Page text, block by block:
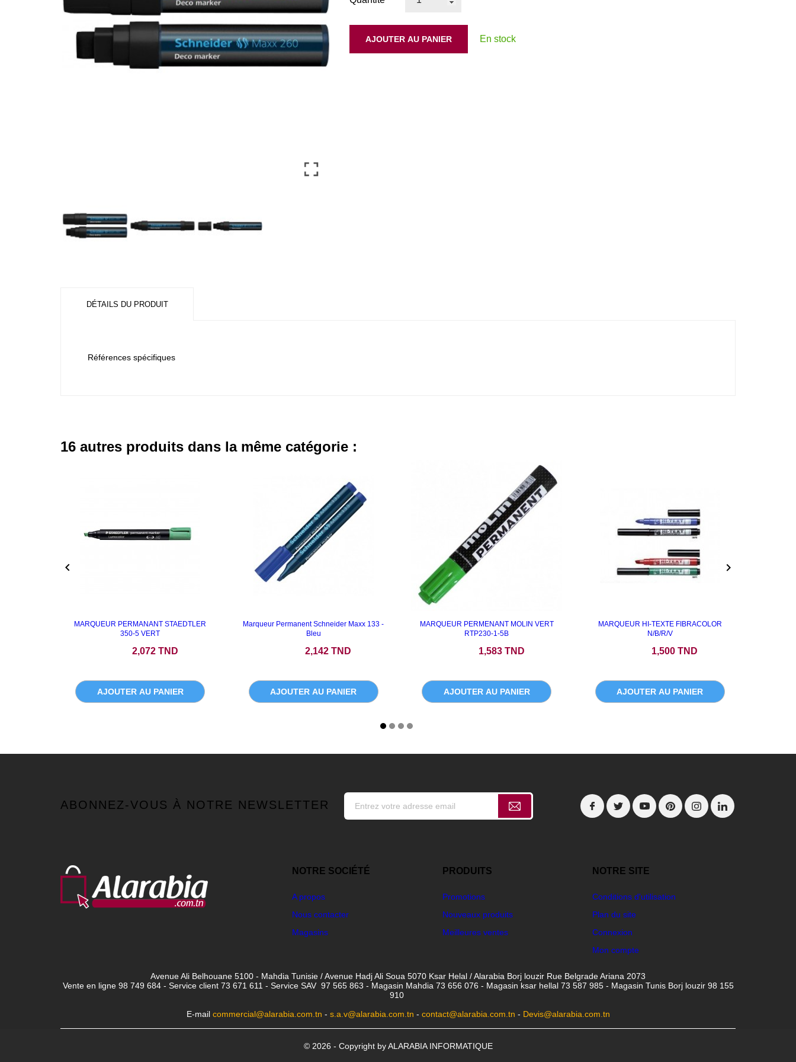
AJOUTER AU PANIER En stock
DÉTAILS DU PRODUIT
Références spécifiques
16 autres produits dans la même catégorie :
MARQUEUR PERMANANT STAEDTLER
350-5 VERT
2,072 TND
AJOUTER AU PANIER
Marqueur Permanent Schneider Maxx 133 -
Bleu
2,142 TND
AJOUTER AU PANIER
MARQUEUR PERMENANT MOLIN VERT
RTP230-1-5B
1,583 TND
AJOUTER AU PANIER
MARQUEUR HI-TEXTE FIBRACOLOR
N/B/R/V
1,500 TND
AJOUTER AU PANIER
 
ABONNEZ-VOUS À NOTRE NEWSLETTER
NOTRE SOCIÉTÉ
A propos
Nous contacter
Magasins
PRODUITS
Promotions
Nouveaux produits
Meilleures ventes
NOTRE SITE
Conditions d'utilisation
Plan du site
Connexion
Mon compte
Avenue Ali Belhouane 5100 - Mahdia Tunisie / Avenue Hadj Ali Soua 5070 Ksar Helal / Alarabia Borj louzir Rue Belgrade Ariana 2073
Vente en ligne 98 749 684 - Service client 73 671 611 - Service SAV 97 565 863 - Magasin Mahdia 73 656 076 - Magasin ksar hellal 73 587 985 - Magasin Tunis Borj louzir 98 155
910
E-mail commercial@alarabia.com.tn - s.a.v@alarabia.com.tn - contact@alarabia.com.tn - Devis@alarabia.com.tn
© 2026 - Copyright by ALARABIA INFORMATIQUE